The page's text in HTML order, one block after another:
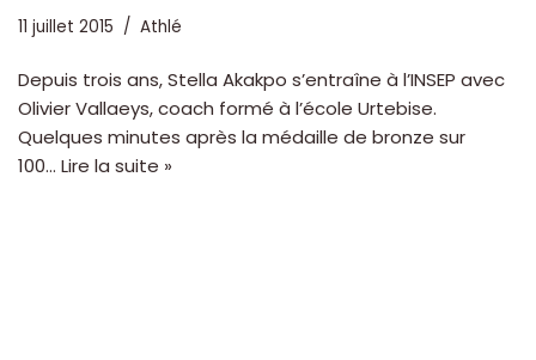
11 juillet 2015 Athlé
Depuis trois ans, Stella Akakpo s’entraîne à l’INSEP avec
Olivier Vallaeys, coach formé à l’école Urtebise.
Quelques minutes après la médaille de bronze sur
100… Lire la suite »